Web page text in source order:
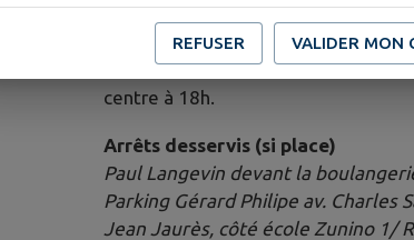
Navettes gratuites
Toutes les 20 minutes, des
l’accueil de loisirs Henri Wallon.
centre à 18h.
Arrêts desservis (si place)
Paul Langevin devant la
Parking Gérard Philipe av. Charles
Jean Jaurès, côté école Zunino 1/
REFUSER VALIDER MON